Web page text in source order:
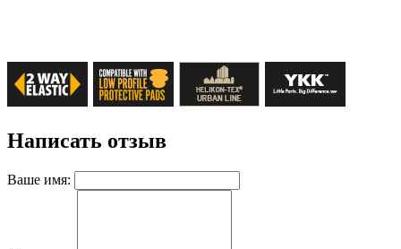
Написать отзыв
Ваше имя: